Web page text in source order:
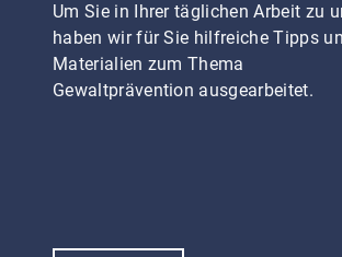
Um Sie in Ihrer täglichen Arbeit zu
haben wir für Sie hilfreiche Tipps
Materialien zum Thema
Gewaltprävention ausgearbeitet.